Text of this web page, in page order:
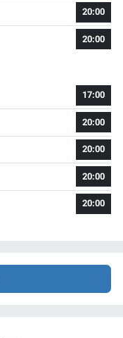
20:00
20:00
17:00
20:00
20:00
20:00
20:00